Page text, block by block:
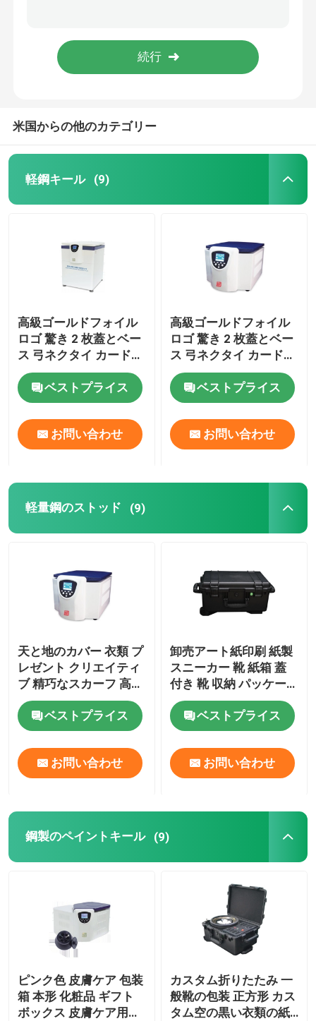
引用を要求しなさい
軽量鋼のストッド
鋼製のペイントキール
メタルフレーム部品
米国からの他のカテゴリー
軽鋼キール (9)
高級ゴールドフォイル
ロゴ 驚き 2 枚蓋とベー
ス 弓ネクタイ カードボ
ード 誕生日 プレゼント
紙 包装 箱ベストプライス
お問い合わせ
高級ゴールドフォイル
ロゴ 驚き 2 枚蓋とベー
ス 弓ネクタイ カードボ
ード 誕生日 プレゼント
紙 包装 箱ベストプライス
お問い合わせ
軽量鋼のストッド (9)
天と地のカバー 衣類 プ
レゼント クリエイティ
ブ 精巧なスカーフ 高級
のプレゼント 空き箱
ベストプライス
お問い合わせ
卸売アート紙印刷 紙製
スニーカー 靴 紙箱 蓋
付き 靴 収納 パッケー
ジ オーダーメイド ロゴ
ベストプライス
お問い合わせ
鋼製のペイントキール (9)
ピンク色 皮膚ケア 包装
箱 本形 化粧品 ギフト
ボックス 皮膚ケア用の
カスタム折りたたみ 一
般靴の包装 正方形 カス
タム空の黒い衣類の紙